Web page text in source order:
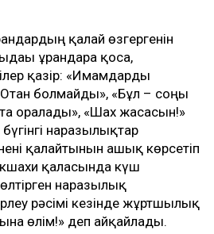
қалай өзгергенін
ұрандарға қоса,
қазір: «Имамдарды
болмайды», «Бұл – соңғы
оралады», «Шах жасасын!»
наразылықтар
қалайтынын ашық көрсетіп
қаласында күш
наразылық
рәсімі кезінде жұртшылық
өлім!» деп айқайлады.